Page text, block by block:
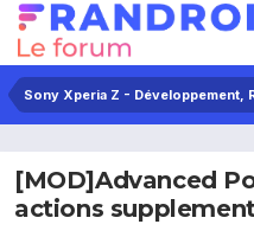
Sony Xperia Z - Développement,
[MOD]Advanced
actions